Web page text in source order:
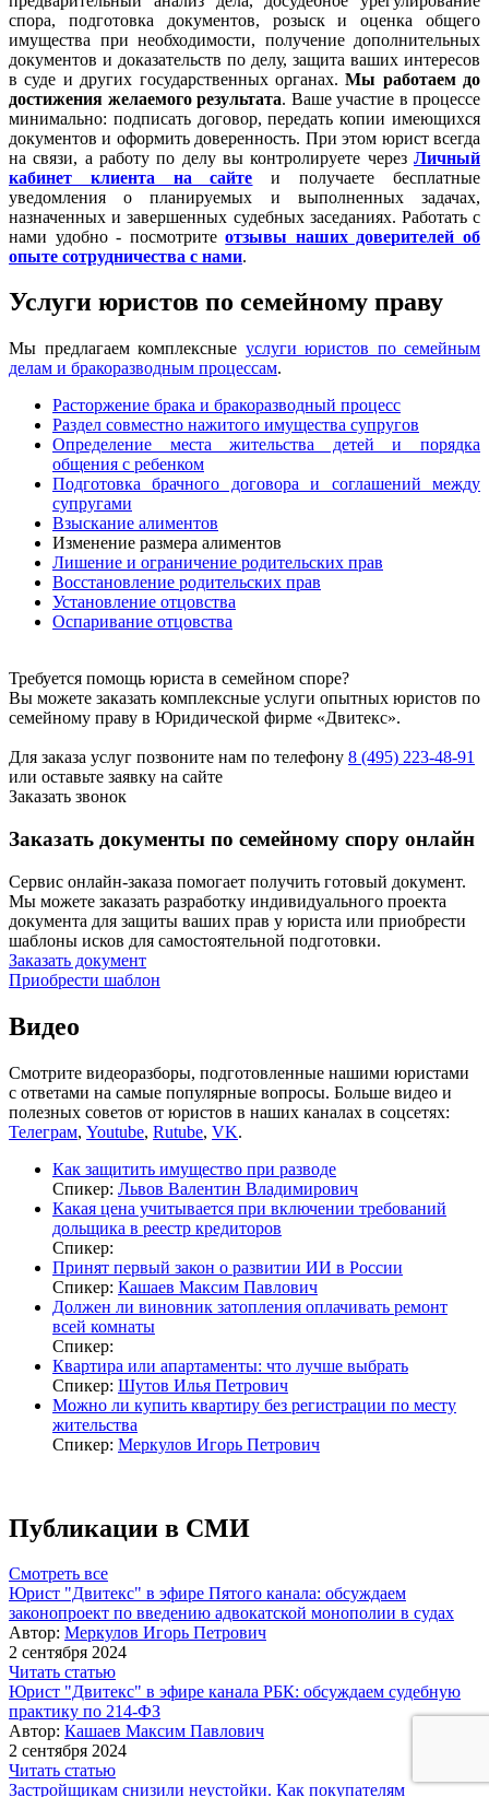
спора, подготовка документов, розыск и оценка общего
имущества при необходимости, получение дополнительных
документов и доказательств по делу, защита ваших интересов
в суде и других государственных органах.Мы работаем до
достижения желаемого результата. Ваше участие в процессе
минимально: подписать договор, передать копии имеющихся
документов и оформить доверенность. При этом юрист всегда
на связи, а работу по делу вы контролируете через Личный
кабинет клиента на сайте и получаете бесплатные
уведомления о планируемых и выполненных задачах,
назначенных и завершенных судебных заседаниях. Работать с
нами удобно - посмотритеотзывы наших доверителей об
опыте сотрудничества с нами.
Услуги юристов по семейному праву
Мы предлагаем комплексные услуги юристов по семейным
делам и бракоразводным процессам.
Расторжение брака и бракоразводный процесс
Раздел совместно нажитого имущества супругов
Определение места жительства детей и порядка
общения с ребенком
Подготовка брачного договора и соглашений между
супругами
Взыскание алиментов
Изменение размера алиментов
Лишение и ограничение родительских прав
Восстановление родительских прав
Установление отцовства
Оспаривание отцовства
Требуется помощь юриста в семейном споре?
Вы можете заказать комплексные услуги опытных юристов по
семейному праву в Юридической фирме «Двитекс».
Для заказа услуг позвоните нам по телефону 8 (495) 223-48-91
или оставьте заявку на сайте
Заказать звонок
Заказать документы по семейному спору онлайн
Сервис онлайн-заказа помогает получить готовый документ.
Мы можете заказать разработку индивидуального проекта
документа для защиты ваших прав у юриста или приобрести
шаблоны исков для самостоятельной подготовки.
Заказать документ
Приобрести шаблон
Видео
Смотрите видеоразборы, подготовленные нашими юристами
с ответами на самые популярные вопросы. Больше видео и
полезных советов от юристов в наших каналах в соцсетях:
Телеграм, Youtube, Rutube, VK.
Как защитить имущество при разводе
Спикер: Львов Валентин Владимирович
Какая цена учитывается при включении требований
дольщика в реестр кредиторов
Спикер:
Принят первый закон о развитии ИИ в России
Спикер: Кашаев Максим Павлович
Должен ли виновник затопления оплачивать ремонт
всей комнаты
Спикер:
Квартира или апартаменты: что лучше выбрать
Спикер: Шутов Илья Петрович
Можно ли купить квартиру без регистрации по месту
жительства
Спикер: Меркулов Игорь Петрович
Публикации в СМИ
Смотреть все
Юрист "Двитекс" в эфире Пятого канала: обсуждаем
законопроект по введению адвокатской монополии в судах
Автор: Меркулов Игорь Петрович
2 сентября 2024
Читать статью
Юрист "Двитекс" в эфире канала РБК: обсуждаем судебную
практику по 214-ФЗ
Автор: Кашаев Максим Павлович
2 сентября 2024
Читать статью
Застройщикам снизили неустойки. Как покупателям